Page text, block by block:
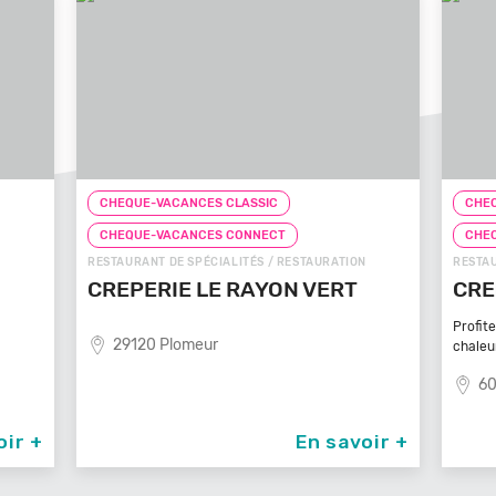
+
CHEQUE-VACANCES CLASSIC
CHEQUE-VACANCES CONNECT
RESTAURANT DE SPÉCIALITÉS / RESTAURATION
CREPE TOUCH BEAUVAIS
chaleureux et
En savoir +